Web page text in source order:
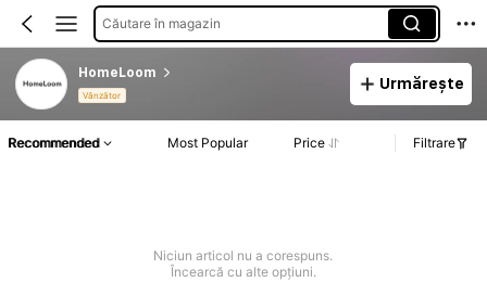
Căutare în magazin
HomeLoom
Vânzător
Urmărește
Recommended Most Popular Price Filtrare
Niciun articol nu a corespuns.
Încearcă cu alte opțiuni.